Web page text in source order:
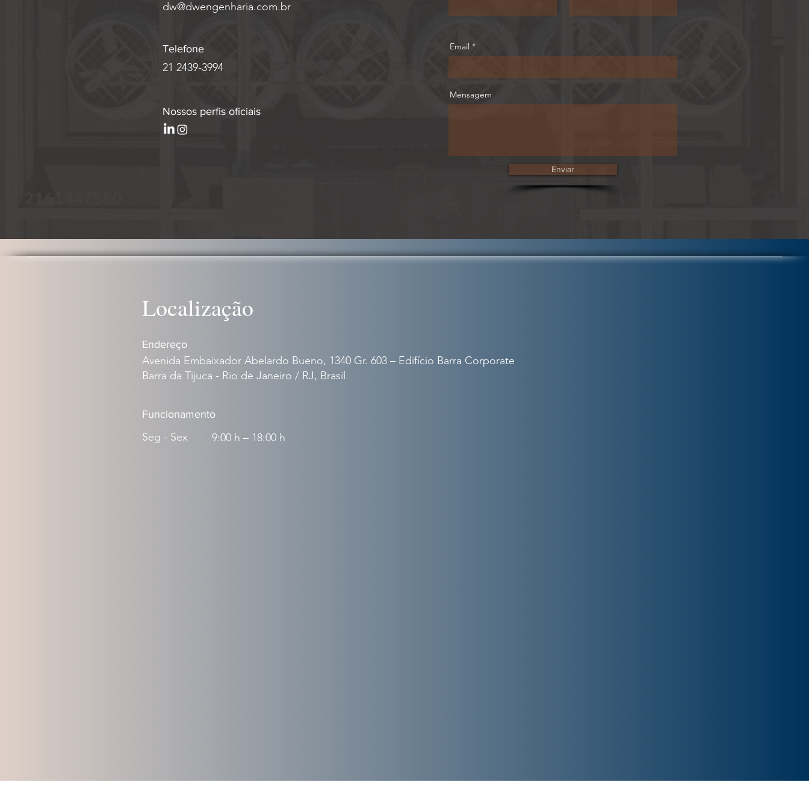
dw@dwengenharia.com.br
Telefone
21 2439-3994
Nossos perfis oficiais
Email
Mensagem
Enviar
Localização
Endereço
Avenida Embaixador Abelardo Bueno, 1340 Gr. 603 – Edifício Barra Corporate
Barra da Tijuca - Rio de Janeiro / RJ, Brasil
Funcionamento
Seg - Sex 9:00 h – 18:00 h